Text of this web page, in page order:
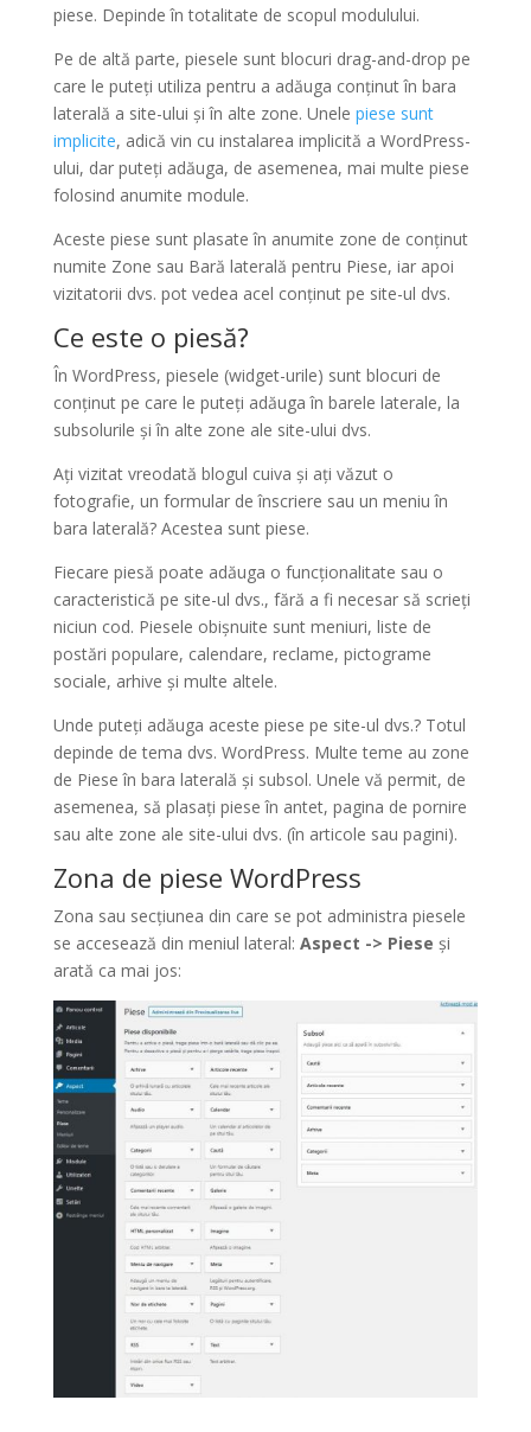
piese. Depinde în totalitate de scopul modulului.
Pe de altă parte, piesele sunt blocuri drag-and-drop pe
care le puteți utiliza pentru a adăuga conținut în bara
laterală a site-ului și în alte zone. Unele piese sunt
implicite, adică vin cu instalarea implicită a WordPress-
ului, dar puteți adăuga, de asemenea, mai multe piese
folosind anumite module.
Aceste piese sunt plasate în anumite zone de conținut
numite Zone sau Bară laterală pentru Piese, iar apoi
vizitatorii dvs. pot vedea acel conținut pe site-ul dvs.
Ce este o piesă?
În WordPress, piesele (widget-urile) sunt blocuri de
conținut pe care le puteți adăuga în barele laterale, la
subsolurile și în alte zone ale site-ului dvs.
Ați vizitat vreodată blogul cuiva și ați văzut o
fotografie, un formular de înscriere sau un meniu în
bara laterală? Acestea sunt piese.
Fiecare piesă poate adăuga o funcționalitate sau o
caracteristică pe site-ul dvs., fără a fi necesar să scrieți
niciun cod. Piesele obișnuite sunt meniuri, liste de
postări populare, calendare, reclame, pictograme
sociale, arhive și multe altele.
Unde puteți adăuga aceste piese pe site-ul dvs.? Totul
depinde de tema dvs. WordPress. Multe teme au zone
de Piese în bara laterală și subsol. Unele vă permit, de
asemenea, să plasați piese în antet, pagina de pornire
sau alte zone ale site-ului dvs. (în articole sau pagini).
Zona de piese WordPress
Zona sau secțiunea din care se pot administra piesele
se accesează din meniul lateral: Aspect -> Piese și
arată ca mai jos: